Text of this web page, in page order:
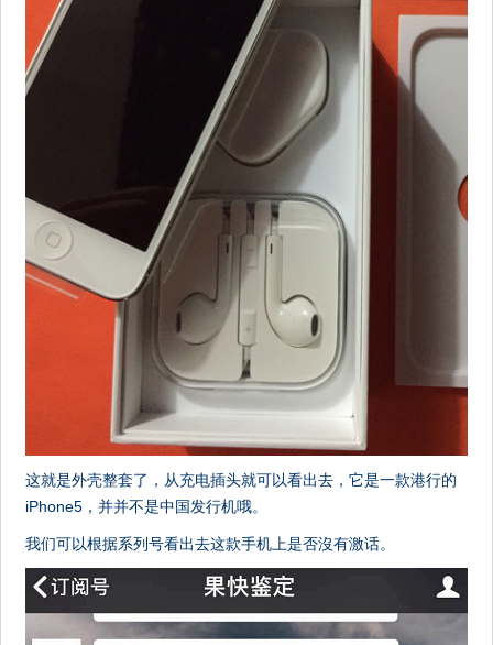
这就是外壳整套了，从充电插头就可以看出去，它是一款港行的
iPhone5，并并不是中国发行机哦。
我们可以根据系列号看出去这款手机上是否沒有激话。